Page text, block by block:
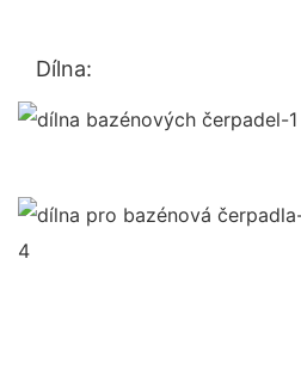
Dílna: